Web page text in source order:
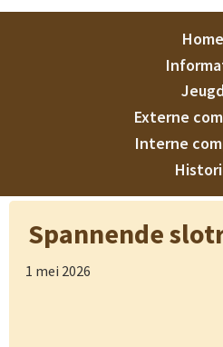
Home
Externe
Interne
Spannende
1 mei 2026